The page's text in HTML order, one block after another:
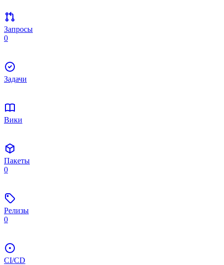
Запросы
0
Задачи
Вики
Пакеты
0
Релизы
0
CI/CD